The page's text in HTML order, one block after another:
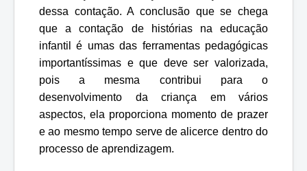
dessa contação. A conclusão que se chega
que a contação de histórias na educação
infantil é umas das ferramentas pedagógicas
importantíssimas e que deve ser valorizada,
pois a mesma contribui para o
desenvolvimento da criança em vários
aspectos, ela proporciona momento de prazer
e ao mesmo tempo serve de alicerce dentro do
processo de aprendizagem.